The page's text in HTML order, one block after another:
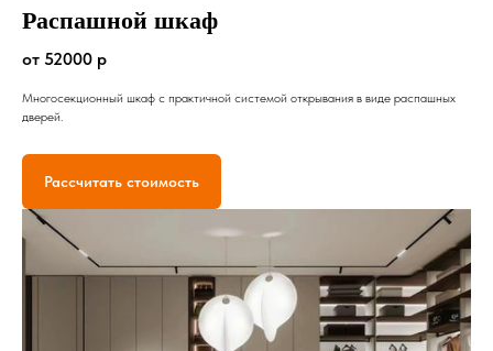
Распашной шкаф
от 52000 р
Многосекционный шкаф с практичной системой открывания в виде распашных
дверей.
Рассчитать стоимость